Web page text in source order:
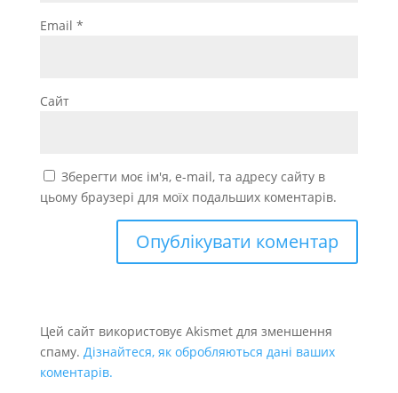
Email *
Сайт
Зберегти моє ім'я, e-mail, та адресу сайту в
цьому браузері для моїх подальших коментарів.
Цей сайт використовує Akismet для зменшення
спаму. Дізнайтеся, як обробляються дані ваших
коментарів.